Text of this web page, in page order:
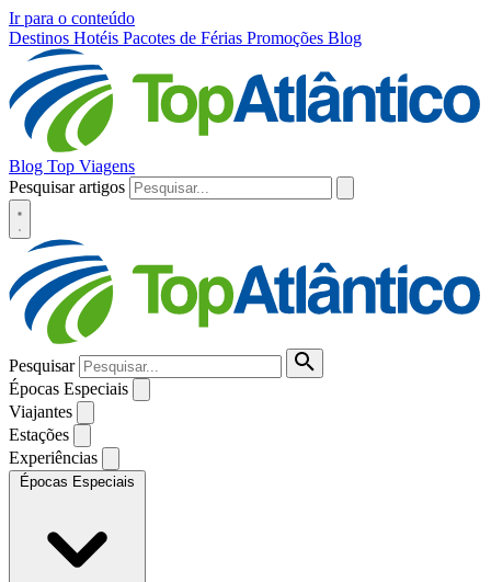
Ir para o conteúdo
Destinos Hotéis Pacotes de Férias Promoções Blog
Blog Top Viagens
Pesquisar artigos
Pesquisar
Épocas Especiais
Viajantes
Estações
Experiências
Épocas Especiais